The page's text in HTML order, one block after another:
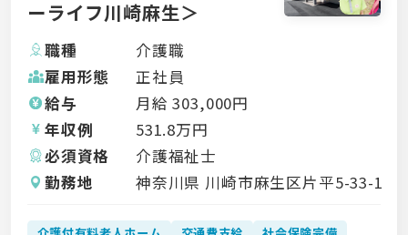
ーライフ川崎麻生＞
職種
介護職
雇用形態
正社員
給与
月給303,000円
年収例
531.8万円
必須資格
介護福祉士
勤務地
神奈川県 川崎市麻生区片平5-33-1